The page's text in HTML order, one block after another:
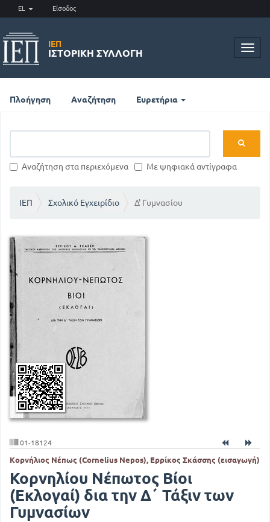
EL Είσοδος
ΙΕΠ
ΙΣΤΟΡΙΚΉ ΣΥΛΛΟΓΉ
Πλοήγηση Αναζήτηση Ευρετήρια
Αναζήτηση στα περιεχόμενα Με ψηφιακά αντίγραφα
ΙΕΠ Σχολικό Εγχειρίδιο Δ' Γυμνασίου
01-18124
Κορνήλιος Νέπως (Cornelius Nepos), Ερρίκος Σκάσσης (εισαγωγή)
Κορνηλίου Νέπωτος Βίοι
(Εκλογαί) δια την Δ΄ Τάξιν των
Γυμνασίων